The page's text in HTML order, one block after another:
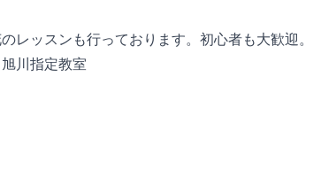
レッスンも行っております。初心者も大歓迎。
川指定教室